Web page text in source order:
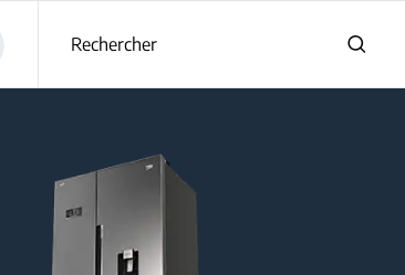
Rechercher